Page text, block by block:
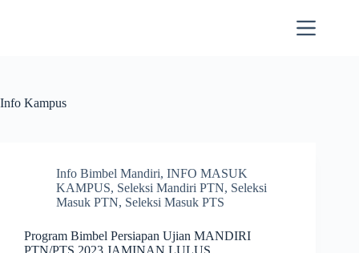
Info Kampus
Info Bimbel Mandiri, INFO MASUK
KAMPUS, Seleksi Mandiri PTN, Seleksi
Masuk PTN, Seleksi Masuk PTS
Program Bimbel Persiapan Ujian MANDIRI
PTN/PTS 2023 JAMINAN LULUS